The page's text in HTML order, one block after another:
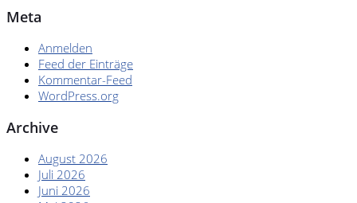
Meta
Anmelden
Feed der Einträge
Kommentar-Feed
WordPress.org
Archive
August 2026
Juli 2026
Juni 2026